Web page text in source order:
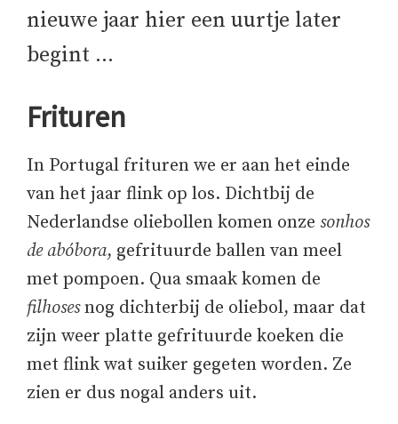
nieuwe jaar hier een uurtje later
begint …
Frituren
In Portugal frituren we er aan het einde
van het jaar flink op los. Dichtbij de
Nederlandse oliebollen komen onze sonhos
de abóbora, gefrituurde ballen van meel
met pompoen. Qua smaak komen de
filhosesnog dichterbij de oliebol, maar dat
zijn weer platte gefrituurde koeken die
met flink wat suiker gegeten worden. Ze
zien er dus nogal anders uit.